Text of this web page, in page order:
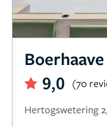
9,0
(70
Hertogswetering